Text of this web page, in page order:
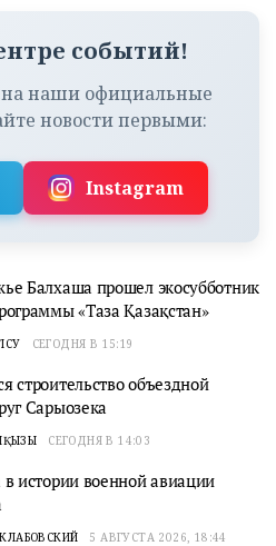
событий!
наши официальные
новости первыми:
Instagram
Балхаша прошел экосубботник
«Таза Қазақстан»
СЕГОДНЯ В 15:19
строительство объездной
Сарыозека
СЕГОДНЯ В 14:03
в истории военной авиации
5 АВГУСТА 2026, 18:44